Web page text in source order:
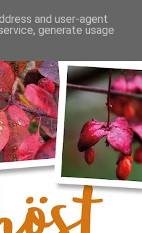
and user-agent
generate usage